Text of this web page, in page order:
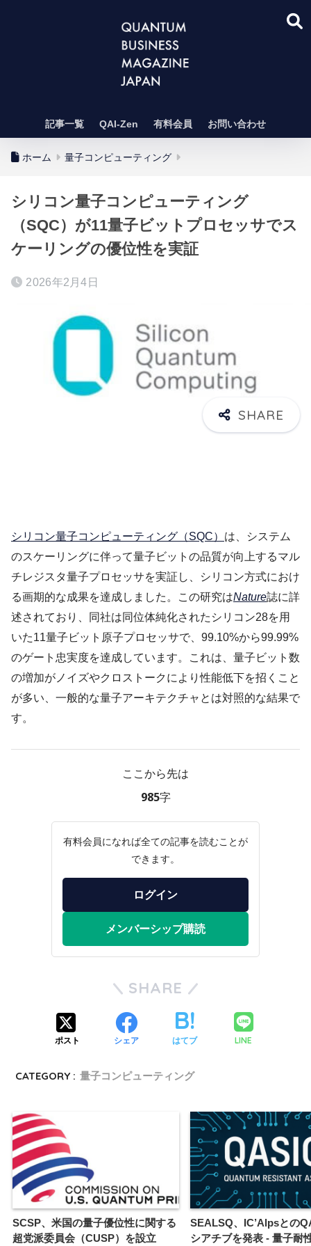
記事一覧 QAI-Zen 有料会員 お問い合わせ
ホーム 量子コンピューティング
シリコン量子コンピューティング
（SQC）が11量子ビットプロセッサでス
ケーリングの優位性を実証
2026年2月4日
シリコン量子コンピューティング（SQC） は、システム
のスケーリングに伴って量子ビットの品質が向上するマル
チレジスタ量子プロセッサを実証し、シリコン方式におけ
る画期的な成果を達成しました。この研究はNature誌に詳
述されており、同社は同位体純化されたシリコン28を用
いた11量子ビット原子プロセッサで、99.10%から99.99%
のゲート忠実度を達成しています。これは、量子ビット数
の増加がノイズやクロストークにより性能低下を招くこと
が多い、一般的な量子アーキテクチャとは対照的な結果で
す。
ここから先は
985字
有料会員になれば全ての記事を読むことが
できます。
ログイン
メンバーシップ購読
SHARE
ポスト シェア はてブ LINE
CATEGORY : 量子コンピューティング
SCSP、米国の量子優位性に関する
超党派委員会（CUSP）を設立
SEALSQ、IC’Alpsとの
シアチブを発表 - 量子耐